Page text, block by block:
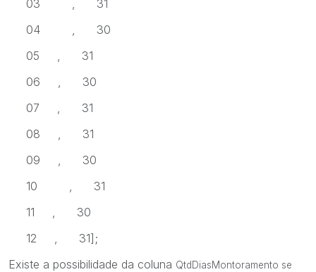
03 , 31
04 , 30
05 , 31
06 , 30
07 , 31
08 , 31
09 , 30
10 , 31
11 , 30
12 , 31];
Existe a possibilidade da coluna QtdDiasMontoramento se